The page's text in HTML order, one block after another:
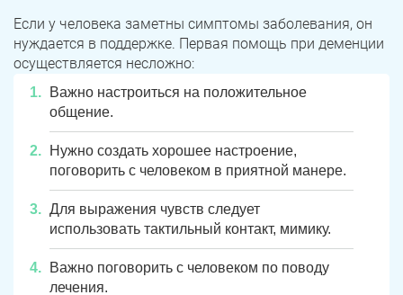
Если у человека заметны симптомы заболевания, он
нуждается в поддержке. Первая помощь при деменции
осуществляется несложно:
Важно настроиться на положительное
общение.
Нужно создать хорошее настроение,
поговорить с человеком в приятной манере.
Для выражения чувств следует
использовать тактильный контакт, мимику.
Важно поговорить с человеком по поводу
лечения.